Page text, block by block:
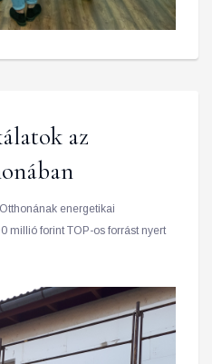
az
energetikai
millió forint TOP-os forrást nyert